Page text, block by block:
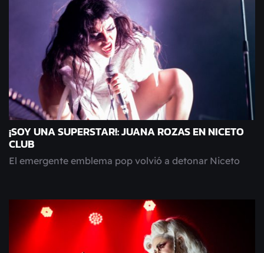
¡SOY UNA SUPERSTAR!: JUANA ROZAS EN NICETO
CLUB
El emergente emblema pop volvió a detonar Niceto